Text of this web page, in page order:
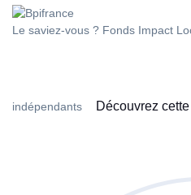
Le saviez-vous ? Fonds Impact
indépendants Découvrez